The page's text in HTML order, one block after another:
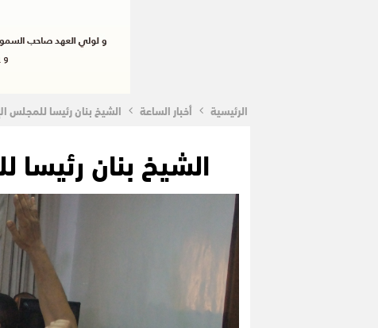
الرئيسية أخبار الساعة الشيخ بنان رئيسا للمجلس
الشيخ بنان